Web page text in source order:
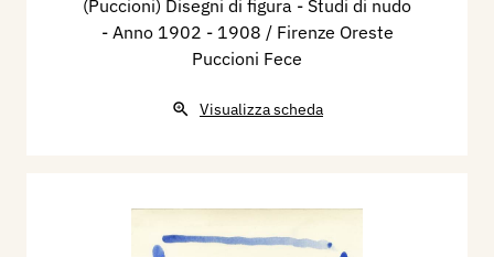
(Puccioni) Disegni di figura - Studi di nudo
- Anno 1902 - 1908 / Firenze Oreste
Puccioni Fece
Visualizza scheda